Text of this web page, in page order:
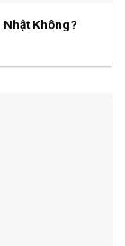
Nhật Không?